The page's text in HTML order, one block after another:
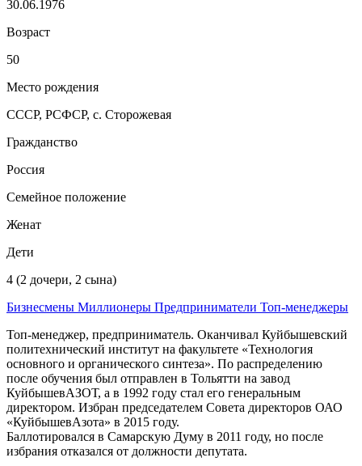
30.06.1976
Возраст
50
Место рождения
СССР, РСФСР, с. Сторожевая
Гражданство
Россия
Семейное положение
Женат
Дети
4 (2 дочери, 2 сына)
Бизнесмены Миллионеры Предприниматели Топ-менеджеры
Топ-менеджер, предприниматель. Оканчивал Куйбышевский
политехнический институт на факультете «Технология
основного и органического синтеза». По распределению
после обучения был отправлен в Тольятти на завод
КуйбышевАЗОТ, а в 1992 году стал его генеральным
директором. Избран председателем Совета директоров ОАО
«КуйбышевАзота» в 2015 году.
Баллотировался в Самарскую Думу в 2011 году, но после
избрания отказался от должности депутата.